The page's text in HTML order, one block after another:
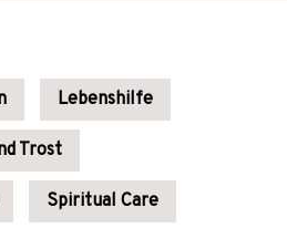
Lebenshilfe
Trost
Spiritual Care